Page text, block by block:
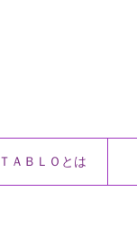
ＴＡＢＬＯとは